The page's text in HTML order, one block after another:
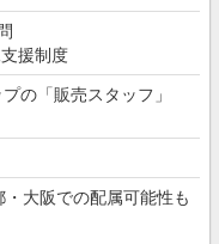
援制度
の「販売スタッフ」
大阪での配属可能性も